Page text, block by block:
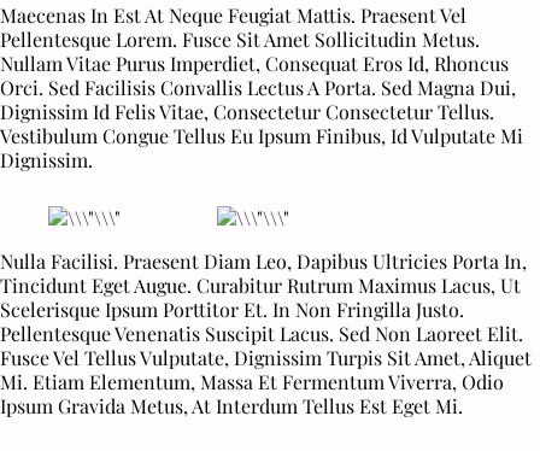
Maecenas In Est At Neque Feugiat Mattis. Praesent Vel
Pellentesque Lorem. Fusce Sit Amet Sollicitudin Metus.
Nullam Vitae Purus Imperdiet, Consequat Eros Id, Rhoncus
Orci. Sed Facilisis Convallis Lectus A Porta. Sed Magna Dui,
Dignissim Id Felis Vitae, Consectetur Consectetur Tellus.
Vestibulum Congue Tellus Eu Ipsum Finibus, Id Vulputate Mi
Dignissim.
Nulla Facilisi. Praesent Diam Leo, Dapibus Ultricies Porta In,
Tincidunt Eget Augue. Curabitur Rutrum Maximus Lacus, Ut
Scelerisque Ipsum Porttitor Et. In Non Fringilla Justo.
Pellentesque Venenatis Suscipit Lacus. Sed Non Laoreet Elit.
Fusce Vel Tellus Vulputate, Dignissim Turpis Sit Amet, Aliquet
Mi. Etiam Elementum, Massa Et Fermentum Viverra, Odio
Ipsum Gravida Metus, At Interdum Tellus Est Eget Mi.